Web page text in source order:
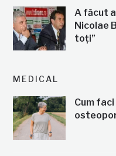
A făcut
Nicolae
toți”
MEDICAL
Cum